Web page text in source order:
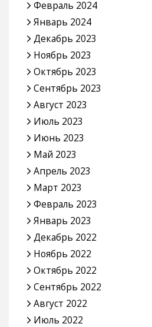
Февраль 2024
Январь 2024
Декабрь 2023
Ноябрь 2023
Октябрь 2023
Сентябрь 2023
Август 2023
Июль 2023
Июнь 2023
Май 2023
Апрель 2023
Март 2023
Февраль 2023
Январь 2023
Декабрь 2022
Ноябрь 2022
Октябрь 2022
Сентябрь 2022
Август 2022
Июль 2022